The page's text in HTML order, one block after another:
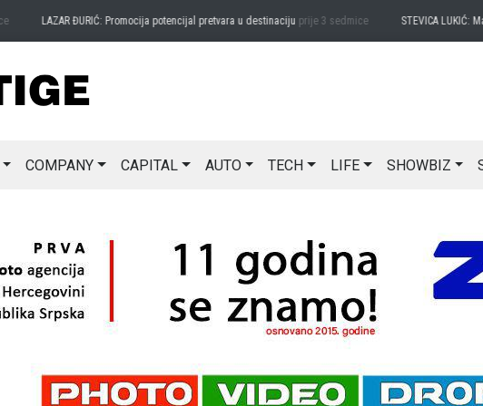
LAZAR ĐURIĆ: Promocija potencijal pretvara u destinacijuprije 3 sedmice STEVICA LUKIĆ:
COMPANY CAPITAL AUTO TECH LIFE SHOWBIZ